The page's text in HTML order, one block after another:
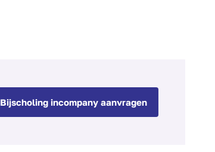
Bijscholing incompany aanvragen